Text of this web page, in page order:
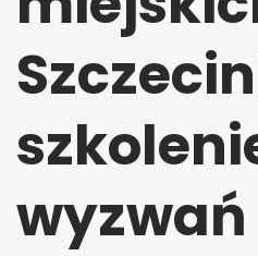
wyzwań